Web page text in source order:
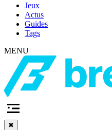
Jeux
Actus
Guides
Tags
MENU
✖